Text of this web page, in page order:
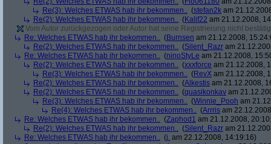
Re(3): Welches ETWAS hab ihr bekommen.. (stefan2k am
Re(2): Welches ETWAS hab ihr bekommen.. (Kalif22 am 21.12.2008,
Vom Autor zurückgezogen oder Autor hat seine Registrierung nicht
Re: Welches ETWAS hab ihr bekommen.. (Burnsen am 21.12.2008,
Re(2): Welches ETWAS hab ihr bekommen.. (Silent_Razr am
Re: Welches ETWAS hab ihr bekommen.. (ninoStyLe am 21.12.2008,
Re(2): Welches ETWAS hab ihr bekommen.. (xxxforce am 21.12.2008,
Re(3): Welches ETWAS hab ihr bekommen.. (RevX am 21.12.2008,
Re(2): Welches ETWAS hab ihr bekommen.. (Alkestis am 21.12.2008,
Re(2): Welches ETWAS hab ihr bekommen.. (quasikonkav am
Re(3): Welches ETWAS hab ihr bekommen.. (Winnie_Pooh am
Re(4): Welches ETWAS hab ihr bekommen.. (Arrris am
Re: Welches ETWAS hab ihr bekommen.. (Zaphod1 am 21.12.2008,
Re(2): Welches ETWAS hab ihr bekommen.. (Silent_Razr am
Re: Welches ETWAS hab ihr bekommen.. (j. am 22.12.2008, 14:19:16)